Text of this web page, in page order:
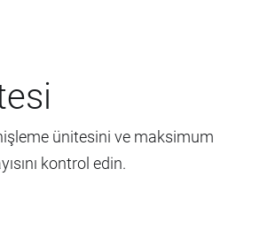
ünitesini ve maksimum
kontrol edin.